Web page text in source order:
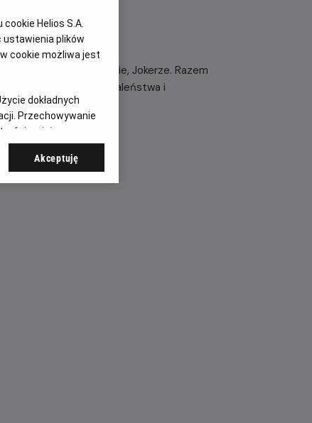
tajemniczym pacjencie, Jokerze. Razem
romans pełen szaleństwa i
Helios S.A.
ustawienia plików
cookie możliwa jest
dokładnych
Przechowywanie
opinie
Akceptuję